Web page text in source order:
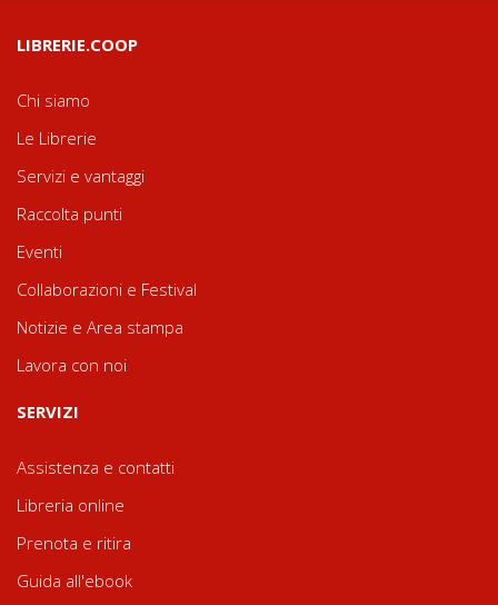
LIBRERIE.COOP
Chi siamo
Le Librerie
Servizi e vantaggi
Raccolta punti
Eventi
Collaborazioni e Festival
Notizie e Area stampa
Lavora con noi
SERVIZI
Assistenza e contatti
Libreria online
Prenota e ritira
Guida all'ebook